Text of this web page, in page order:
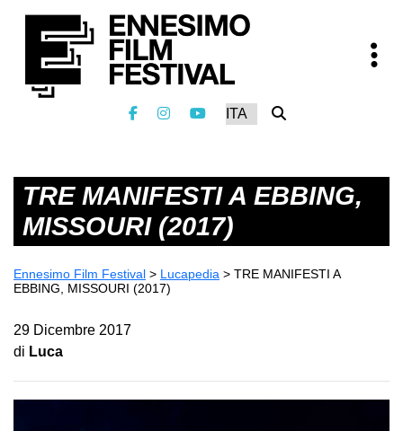
TRE MANIFESTI A EBBING,
MISSOURI (2017)
Ennesimo Film Festival > Lucapedia > TRE MANIFESTI A
EBBING, MISSOURI (2017)
29 Dicembre 2017
di Luca